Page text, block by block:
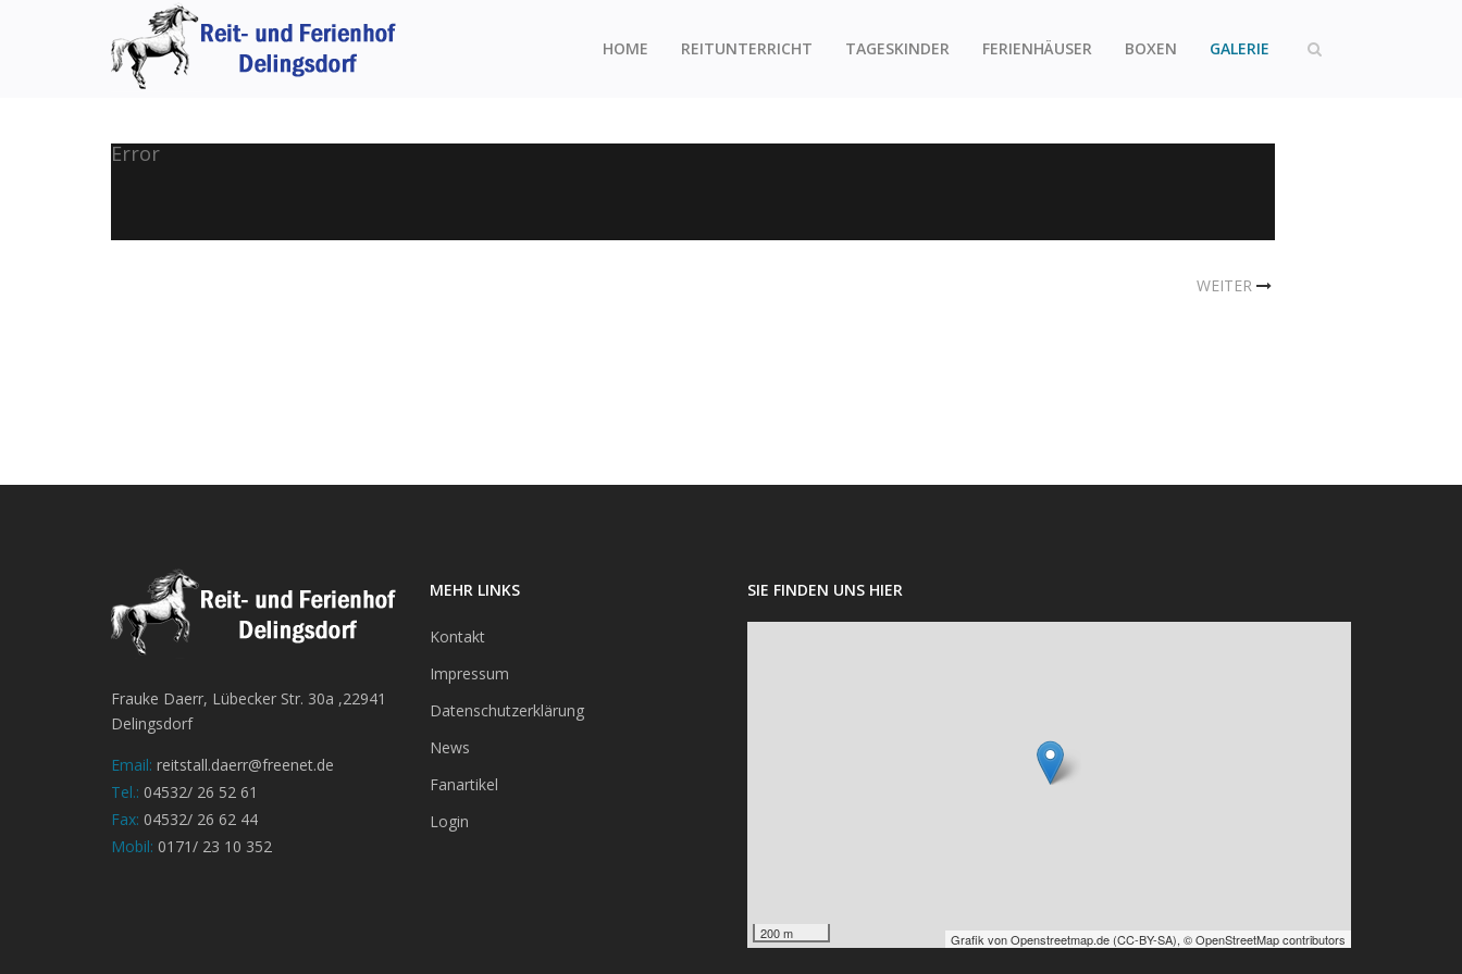
HOME REITUNTERRICHT TAGESKINDER FERIENHÄUSER BOXEN GALERIE
Error
WEITER
Frauke Daerr, Lübecker Str. 30a ,22941
Delingsdorf
Email: reitstall.daerr@freenet.de
Tel.: 04532/ 26 52 61
Fax: 04532/ 26 62 44
Mobil: 0171/ 23 10 352
MEHR LINKS
Kontakt
Impressum
Datenschutzerklärung
News
Fanartikel
Login
SIE FINDEN UNS HIER
200 m Grafik vonOpenstreetmap.de (CC-BY-SA), © OpenStreetMap contributors